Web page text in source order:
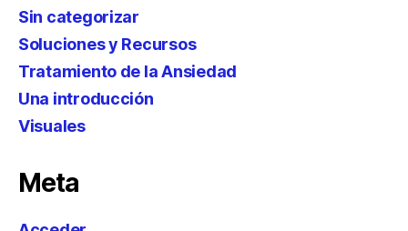
Sin categorizar
Soluciones y Recursos
Tratamiento de la Ansiedad
Una introducción
Visuales
Meta